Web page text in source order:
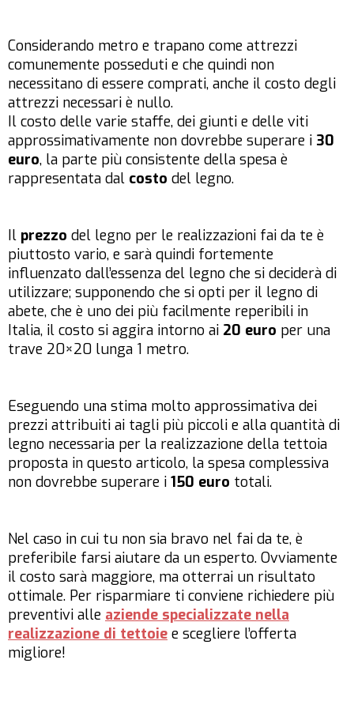
Considerando metro e trapano come attrezzi
comunemente posseduti e che quindi non
necessitano di essere comprati, anche il costo degli
attrezzi necessari è nullo.
Il costo delle varie staffe, dei giunti e delle viti
approssimativamente non dovrebbe superare i 30
euro, la parte più consistente della spesa è
rappresentata dal costo del legno.
Il prezzo del legno per le realizzazioni fai da te è
piuttosto vario, e sarà quindi fortemente
influenzato dall’essenza del legno che si deciderà di
utilizzare; supponendo che si opti per il legno di
abete, che è uno dei più facilmente reperibili in
Italia, il costo si aggira intorno ai 20 euro per una
trave 20×20 lunga 1 metro.
Eseguendo una stima molto approssimativa dei
prezzi attribuiti ai tagli più piccoli e alla quantità di
legno necessaria per la realizzazione della tettoia
proposta in questo articolo, la spesa complessiva
non dovrebbe superare i 150 euro totali.
Nel caso in cui tu non sia bravo nel fai da te, è
preferibile farsi aiutare da un esperto. Ovviamente
il costo sarà maggiore, ma otterrai un risultato
ottimale. Per risparmiare ti conviene richiedere più
preventivi alle aziende specializzate nella
realizzazione di tettoie e scegliere l’offerta
migliore!